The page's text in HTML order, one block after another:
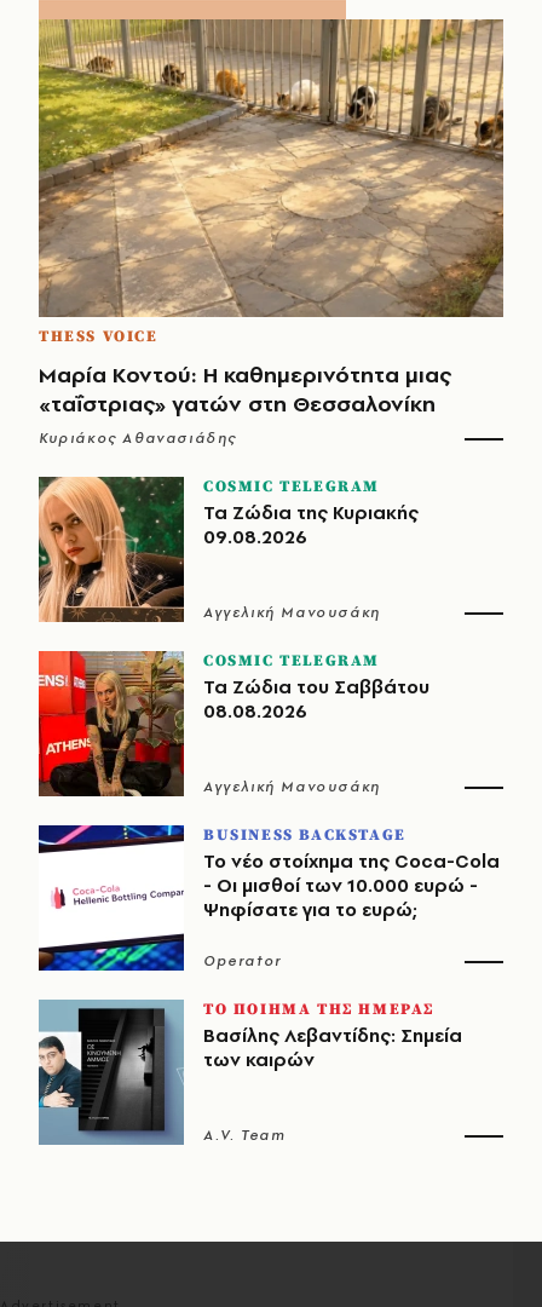
THESS VOICE
Μαρία Κοντού: Η καθημερινότητα μιας
«ταΐστριας» γατών στη Θεσσαλονίκη
Κυριάκος Αθανασιάδης
COSMIC TELEGRAM
Τα Ζώδια της Κυριακής
09.08.2026
Αγγελική Μανουσάκη
COSMIC TELEGRAM
Τα Ζώδια του Σαββάτου
08.08.2026
Αγγελική Μανουσάκη
BUSINESS BACKSTAGE
Το νέο στοίχημα της Coca-Cola
- Οι μισθοί των 10.000 ευρώ -
Ψηφίσατε για το ευρώ;
Operator
ΤΟ ΠΟΙΗΜΑ ΤΗΣ ΗΜΕΡΑΣ
Βασίλης Λεβαντίδης: Σημεία
των καιρών
A.V. Team